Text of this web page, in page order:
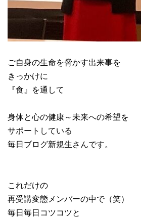
ご自身の生命を脅かす出来事を
きっかけに
『食』を通して
身体と心の健康～未来への希望を
サポートしている
毎日ブログ新規生さんです。
これだけの
再受講変態メンバーの中で（笑）
毎日毎日コツコツと